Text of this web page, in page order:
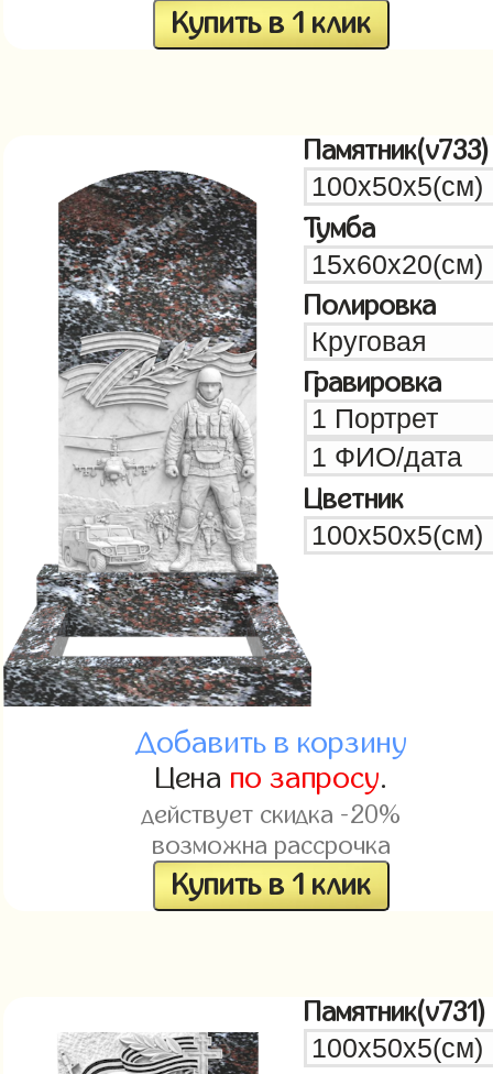
Купить в 1 клик
Памятник(v733)
Тумба
Полировка
Гравировка
Цветник
Добавить в корзину
Цена по запросу.
действует скидка -20%
возможна рассрочка
Купить в 1 клик
Памятник(v731)